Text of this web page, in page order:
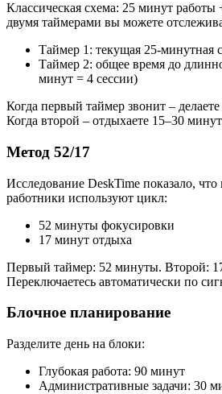
Классическая схема: 25 минут
двумя таймерами вы можете
Таймер 1: текущая 25-минутная
Таймер 2: общее время до
минут = 4 сессии)
Когда первый таймер звонит –
Когда второй – отдыхаете 15–30
Метод 52/17
Исследование DeskTime показало,
работники используют цикл:
52 минуты фокусировки
17 минут отдыха
Первый таймер: 52 минуты. Второй:
Переключаетесь автоматически по
Блочное планирование
Разделите день на блоки:
Глубокая работа: 90 минут
Административные задачи: 30